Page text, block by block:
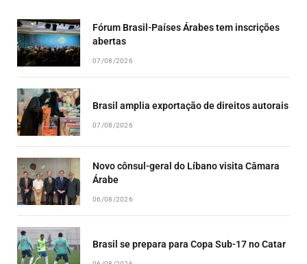
Fórum Brasil-Países Árabes tem inscrições
abertas
07/08/2026
Brasil amplia exportação de direitos autorais
07/08/2026
Novo cônsul-geral do Líbano visita Câmara
Árabe
06/08/2026
Brasil se prepara para Copa Sub-17 no Catar